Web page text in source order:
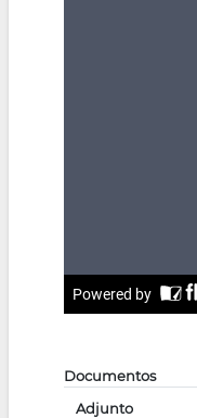
Documentos
Adjunto